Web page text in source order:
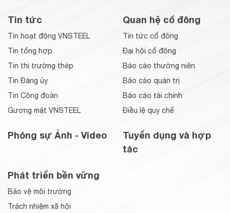
Tin tức
Tin hoạt động VNSTEEL
Tin tổng hợp
Tin thị trường thép
Tin Đảng ủy
Tin Công đoàn
Gương mặt VNSTEEL
Phóng sự Ảnh - Video
Quan hệ cổ đông
Tin tức cổ đông
Đại hội cổ đông
Báo cáo thường niên
Báo cáo quản trị
Báo cáo tài chính
Điều lệ quy chế
Tuyển dụng và hợp
tác
Phát triển bền vững
Bảo vệ môi trường
Trách nhiệm xã hội